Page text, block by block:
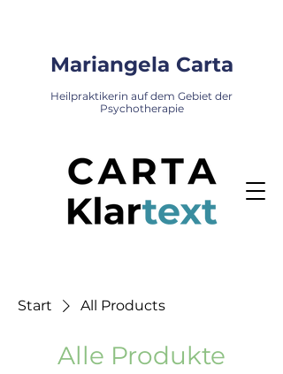
Mariangela Carta
Heilpraktikerin auf dem Gebiet der
Psychotherapie
Start All Products
Alle Produkte